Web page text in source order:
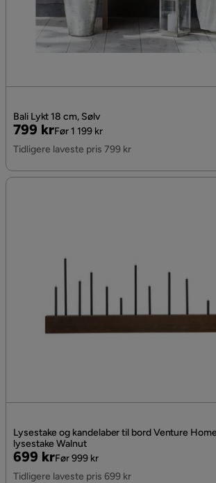
Bali Lykt 18 cm, Sølv
Pris
799 kr
Original
Pris
Før 1 199 kr
Tidligere laveste pris 799 kr
Lysestake og kandelaber til bord Venture
lysestake Walnut
Pris
699 kr
Original
Pris
Før 999 kr
Tidligere laveste pris 699 kr